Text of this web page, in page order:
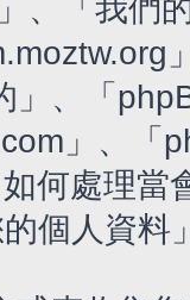
、「我們
」、「
」、
何處理當
個人資料